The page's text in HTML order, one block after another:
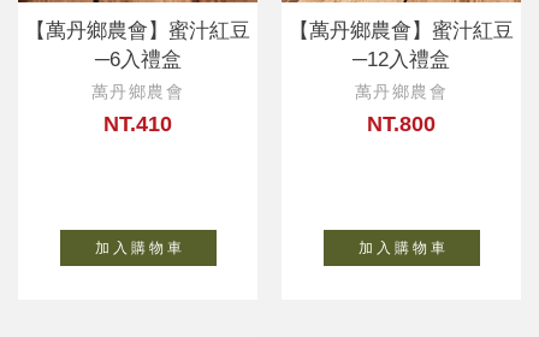
【萬丹鄉農會】蜜汁紅豆
─6入禮盒
萬丹鄉農會
NT.410
加 入 購 物 車
【萬丹鄉農會】蜜汁紅豆
─12入禮盒
萬丹鄉農會
NT.800
加 入 購 物 車